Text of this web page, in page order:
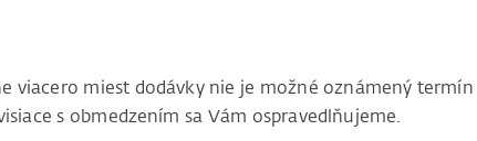
viacero miest dodávky nie je možné oznámený termín
s obmedzením sa Vám ospravedlňujeme.